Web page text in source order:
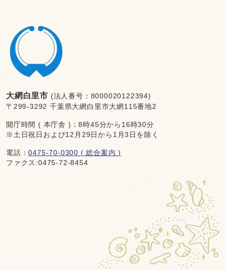
大網白里市 (法人番号：8000020122394)
〒299-3292 千葉県大網白里市大網115番地2
開庁時間 ( 本庁舎 )：8時45分から16時30分
※土日祝日および12月29日から1月3日を除く
電話：0475-70-0300 ( 総合案内 )
ファクス:0475-72-8454